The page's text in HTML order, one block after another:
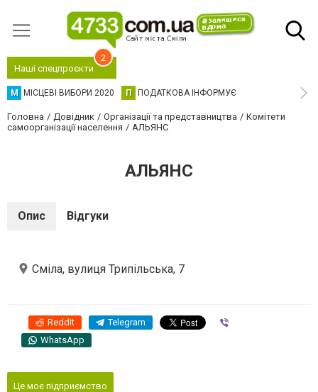
Наші спецпроєкти
2
М МІСЦЕВІ ВИБОРИ 2020 П ПОДАТКОВА ІНФОРМУЄ
Головна Довідник Організації та представництва
Комітети
самоорганізації населення
АЛЬЯНС
АЛЬЯНС
Опис Відгуки
Сміла, вулиця Трипільська, 7
Reddit Telegram
WhatsApp
Це моє підприємство